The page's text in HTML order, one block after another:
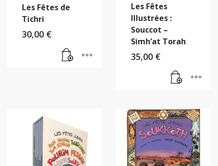
Les Fêtes de
Tichri
30,00 €
Les Fêtes
Illustrées :
Souccot –
Simh’at Torah
35,00 €